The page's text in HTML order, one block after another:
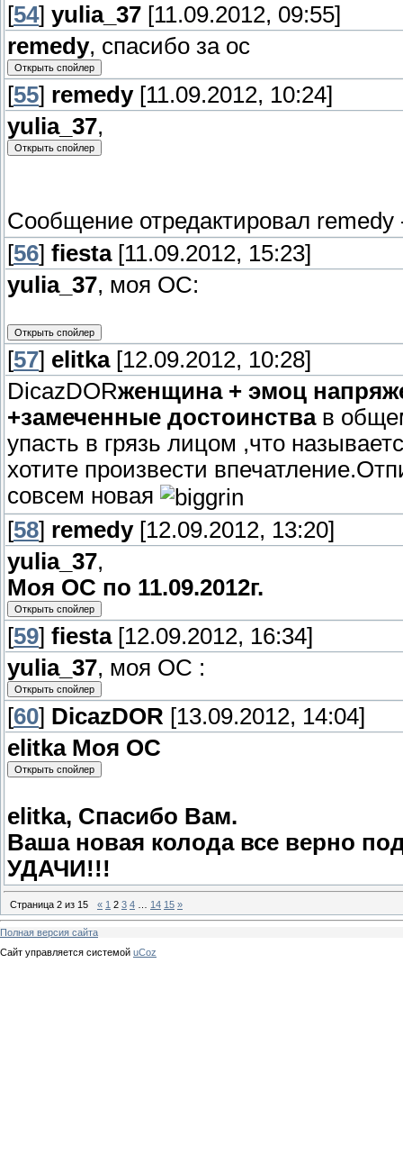
[54] yulia_37 [11.09.2012, 09:55]
remedy, спасибо за ос
[55] remedy[11.09.2012, 10:24]
yulia_37,
Сообщение отредактировал remedy
[56] fiesta[11.09.2012, 15:23]
yulia_37, моя ОС:
[57] elitka[12.09.2012, 10:28]
DicazDORженщина + эмоц
+замеченные достоинствав
упасть в грязь лицом ,что
хотите произвести
совсем новая
[58] remedy[12.09.2012, 13:20]
yulia_37,
Моя ОС по 11.09.2012г.
[59] fiesta[12.09.2012, 16:34]
yulia_37, моя ОС :
[60] DicazDOR [13.09.2012, 14:04]
elitka Моя ОС
elitka, Спасибо Вам.
Ваша новая колода все верно
УДАЧИ!!!
Страница 2 из 15 « 1 2 3 4 14 15 »
Полная версия сайта
Сайт управляется системой uCoz